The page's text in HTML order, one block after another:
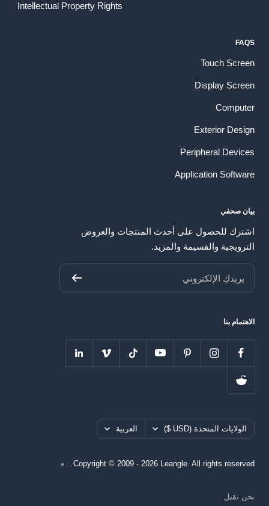
Intellectual Property Rights
FAQS
Touch Screen
Display Screen
Computer
Exterior Design
Peripheral Devices
Application Software
بيان صحفي
اشترك للحصول على أحدث المنتجات والعروض
الترويجية والقسيمة والمزيد.
بريدكِ الإلكتروني
الاهتمام بنا
بلدالولايات المتحدة (USD $) اللغهالعربية
Copyright © 2009 - 2026 Leangle. All rights reserved.
نحن نقبل